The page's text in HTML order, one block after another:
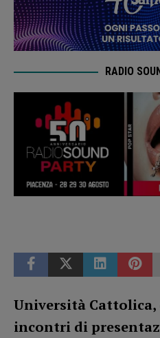
RADIO
Università Cattolica,
incontri di